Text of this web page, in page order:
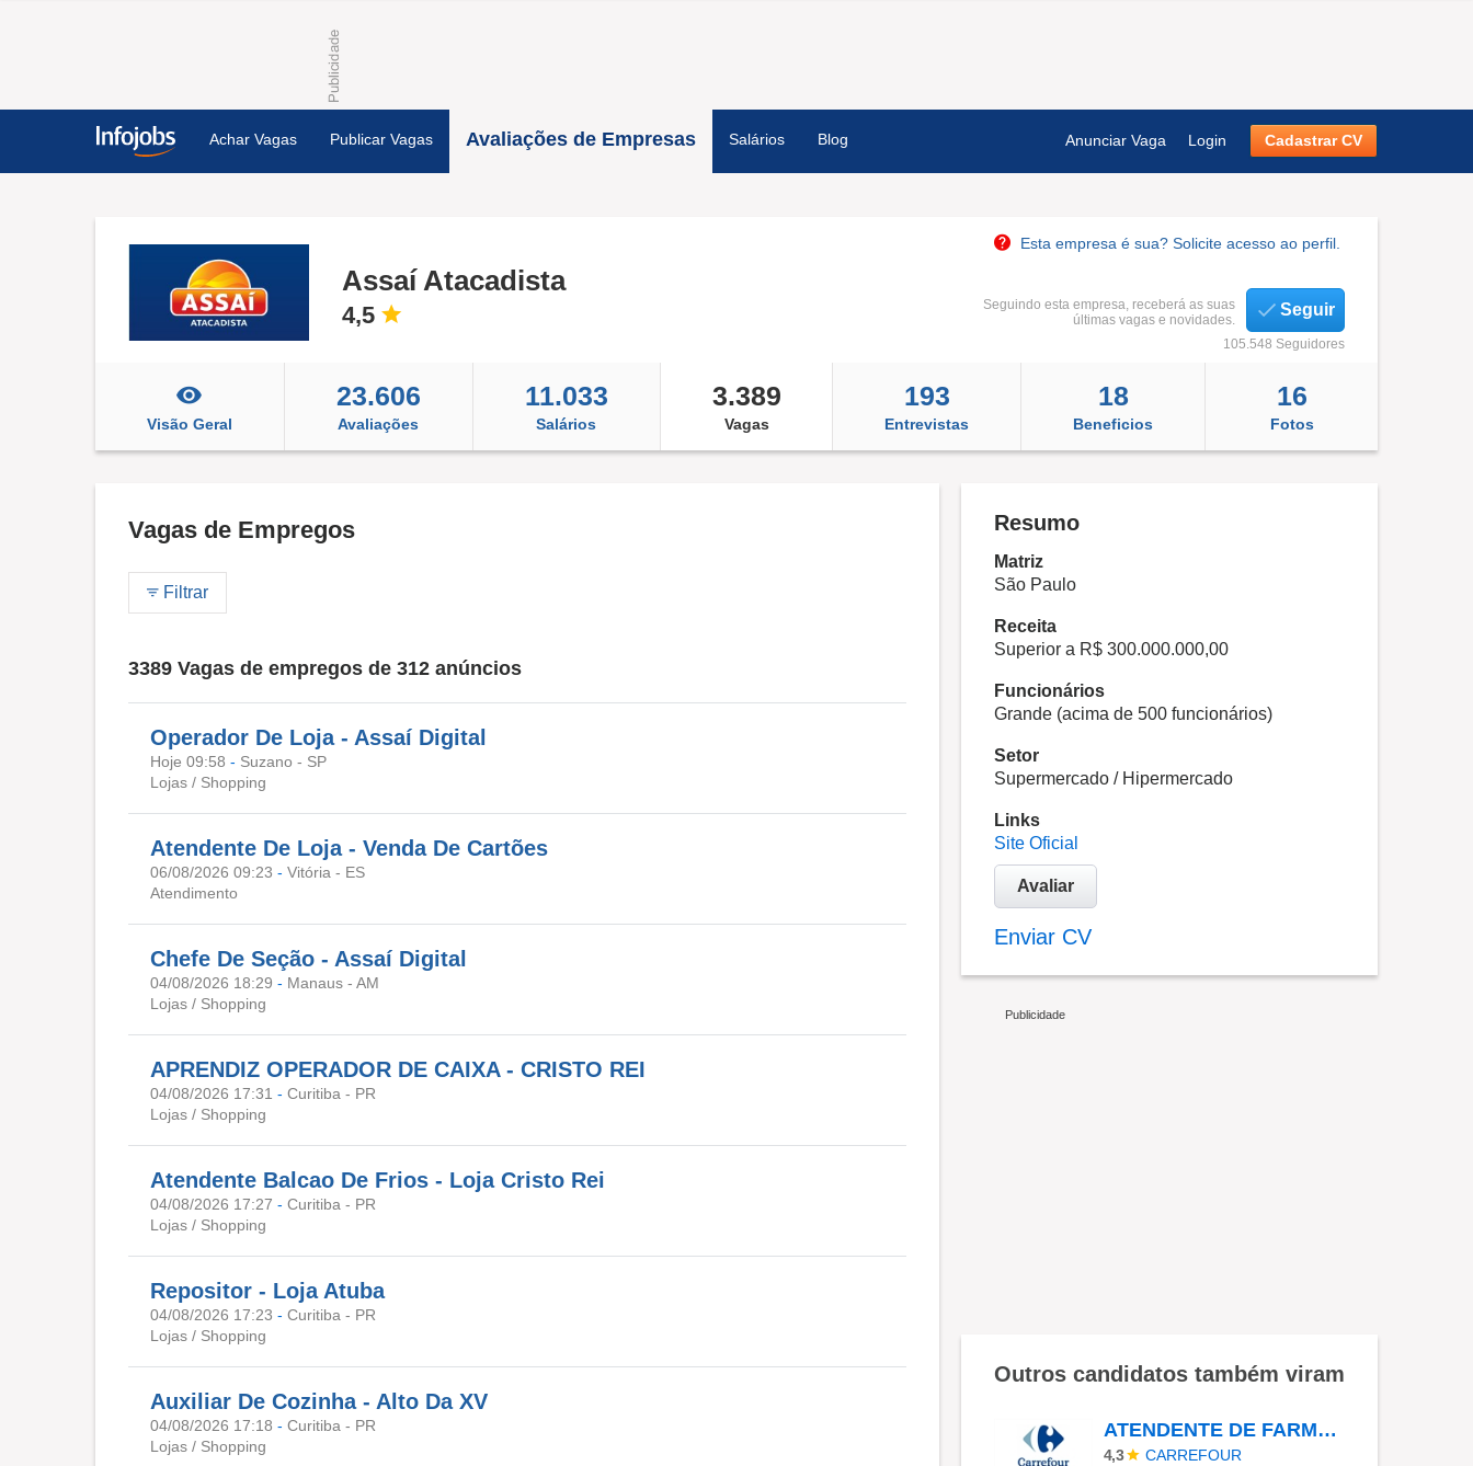
Achar Vagas Publicar Vagas Avaliações de Empresas Salários Blog Anunciar Vaga Login Cadastrar CV
Esta empresa é sua? Solicite acesso ao perfil.
Assaí Atacadista
4,5
Seguindo esta empresa, receberá as suas
últimas vagas e novidades.
Seguir
105.548 Seguidores
Visão Geral
23.606
Avaliações
11.033
Salários
3.389
Vagas
193
Entrevistas
18
Beneficios
16
Fotos
Vagas de Empregos
Filtrar
3389 Vagas de empregos de 312 anúncios
Operador De Loja - Assaí Digital
Hoje 09:58 - Suzano - SP
Lojas / Shopping
Atendente De Loja - Venda De Cartões
06/08/2026 09:23 - Vitória - ES
Atendimento
Chefe De Seção - Assaí Digital
04/08/2026 18:29 - Manaus - AM
Lojas / Shopping
APRENDIZ OPERADOR DE CAIXA - CRISTO REI
04/08/2026 17:31 - Curitiba - PR
Lojas / Shopping
Atendente Balcao De Frios - Loja Cristo Rei
04/08/2026 17:27 - Curitiba - PR
Lojas / Shopping
Repositor - Loja Atuba
04/08/2026 17:23 - Curitiba - PR
Lojas / Shopping
Auxiliar De Cozinha - Alto Da XV
04/08/2026 17:18 - Curitiba - PR
Lojas / Shopping
Resumo
Matriz
São Paulo
Receita
Superior a R$ 300.000.000,00
Funcionários
Grande (acima de 500 funcionários)
Setor
Supermercado / Hipermercado
Links
Site Oficial
Avaliar
Enviar CV
Outros candidatos também viram
ATENDENTE DE FARMÁCIA - DROGARIA CARREFOUR - BUTANTA
4,3 CARREFOUR